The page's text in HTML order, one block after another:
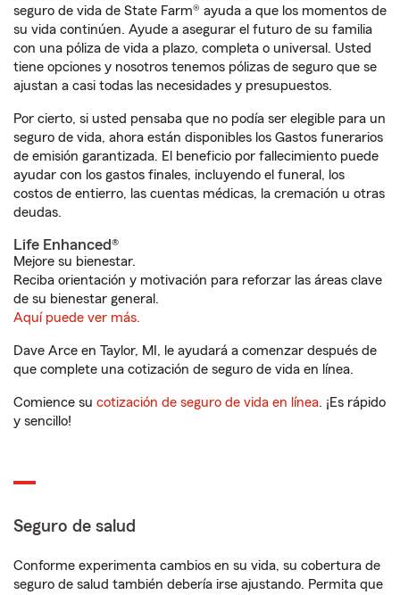
seguro de vida de State Farm® ayuda a que los momentos de
su vida continúen. Ayude a asegurar el futuro de su familia
con una póliza de vida a plazo, completa o universal. Usted
tiene opciones y nosotros tenemos pólizas de seguro que se
ajustan a casi todas las necesidades y presupuestos.
Por cierto, si usted pensaba que no podía ser elegible para un
seguro de vida, ahora están disponibles los Gastos funerarios
de emisión garantizada. El beneficio por fallecimiento puede
ayudar con los gastos finales, incluyendo el funeral, los
costos de entierro, las cuentas médicas, la cremación u otras
deudas.
Life Enhanced®
Mejore su bienestar.
Reciba orientación y motivación para reforzar las áreas clave
de su bienestar general.
Aquí puede ver más.
Dave Arce en Taylor, MI, le ayudará a comenzar después de
que complete una cotización de seguro de vida en línea.
Comience su cotización de seguro de vida en línea. ¡Es rápido
y sencillo!
Seguro de salud
Conforme experimenta cambios en su vida, su cobertura de
seguro de salud también debería irse ajustando. Permita que